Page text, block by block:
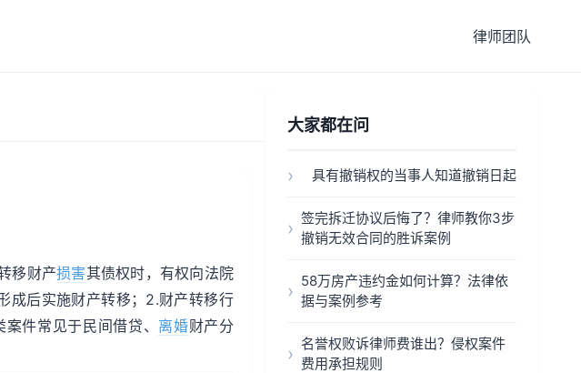
律师团队
移财产损害其债权时，有权向法院
成后实施财产转移；2.财产转移行
件常见于民间借贷、 离婚财产分
大家都在问
具有撤销权的当事人知道撤销日起
签完拆迁协议后悔了？律师教你3步
撤销无效合同的胜诉案例
58万房产违约金如何计算？法律依
据与案例参考
名誉权败诉律师费谁出？侵权案件
费用承担规则